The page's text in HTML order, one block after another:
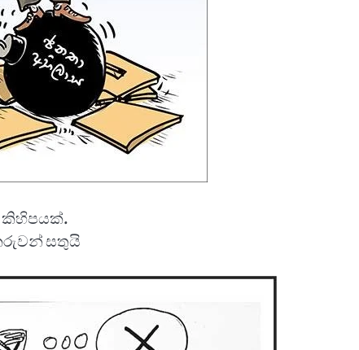
කිහිපයක්.
සතුයි